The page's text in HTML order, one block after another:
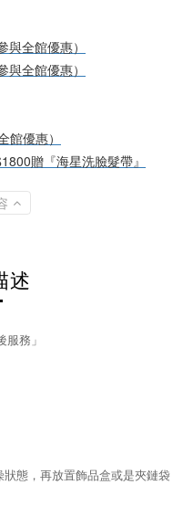
全館優惠）
全館優惠）
館優惠）
贈『海星洗臉髮帶』
述
務」
態，再放置飾品盒或是夾鏈袋